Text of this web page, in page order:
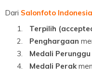
Dari Salonfoto Indonesia
1.
Terpilih
2.
Penghargaan
3.
Medali Perunggu
4.
Medali Perak